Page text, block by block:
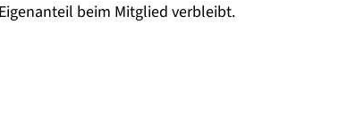
beim Mitglied verbleibt.